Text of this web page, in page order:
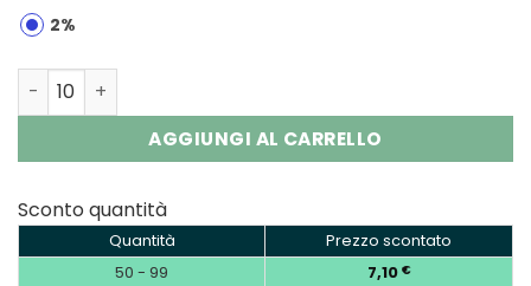
2%
Fizzy Twins 50000 Puffs 2 in 1 Double Flavor Disposable
AGGIUNGI AL CARRELLO
Sconto quantità
Quantità
Prezzo scontato
50 - 99
7,10 €